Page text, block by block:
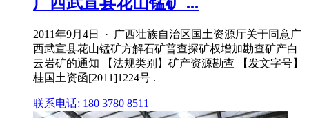
2011年9月4日 · 广西壮族自治区国土资源厅关于同意广
西武宣县花山锰矿方解石矿普查探矿权增加勘查矿产白
云岩矿的通知 【法规类别】矿产资源勘查 【发文字号】
桂国土资函[2011]1224号 .
联系电话: 180 3780 8511